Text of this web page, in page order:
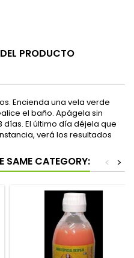
PRODUCTO
Encienda una vela verde
el baño. Apágela sin
El último día déjela que
verá los resultados
SAME CATEGORY: >
<